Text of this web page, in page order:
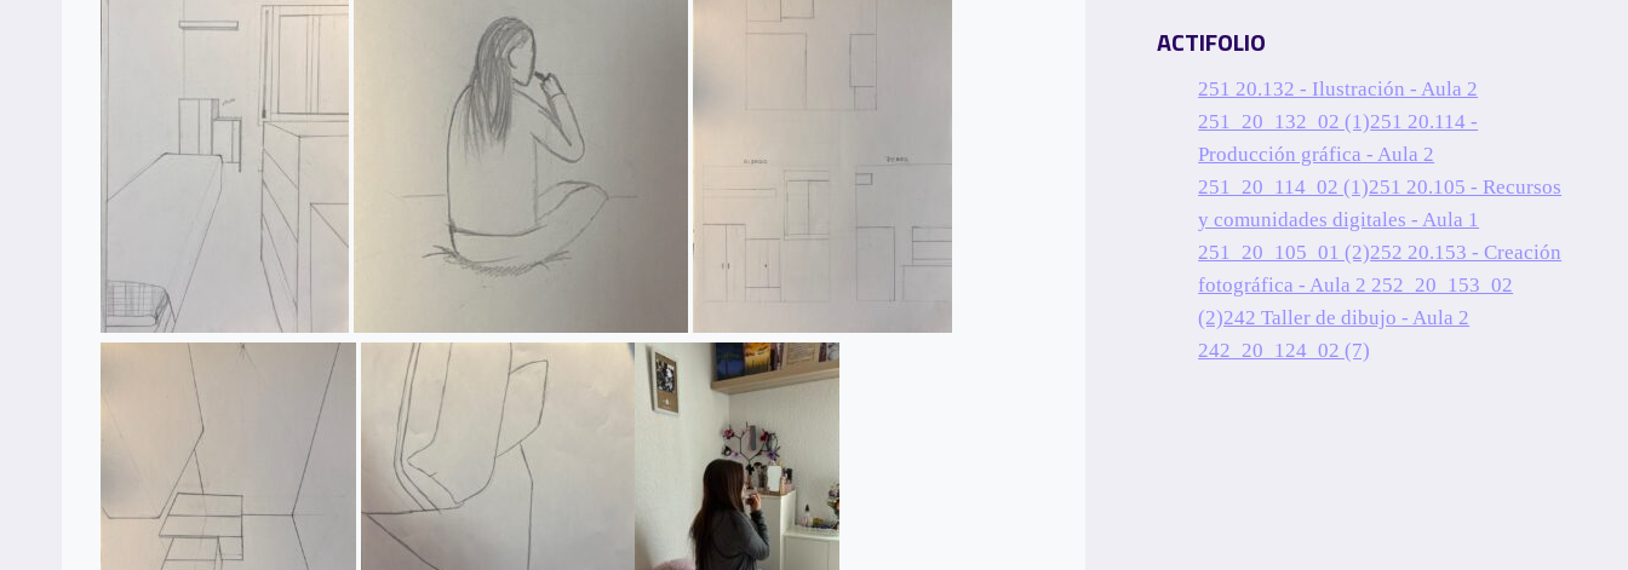
ACTIFOLIO
251 20.132 - Ilustración - Aula 2
251_20_132_02 (1)251 20.114 -
Producción gráfica - Aula 2
251_20_114_02 (1)251 20.105 - Recursos
y comunidades digitales - Aula 1
251_20_105_01 (2)252 20.153 - Creación
fotográfica - Aula 2 252_20_153_02
(2)242 Taller de dibujo - Aula 2
242_20_124_02 (7)